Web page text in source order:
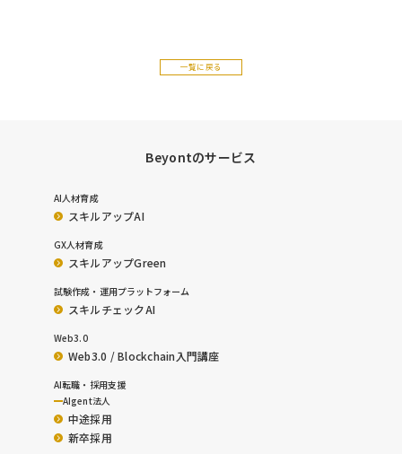
一覧に戻る
Beyontのサービス
AI人材育成
スキルアップAI
GX人材育成
スキルアップGreen
試験作成・運用プラットフォーム
スキルチェックAI
Web3.0
Web3.0 / Blockchain入門講座
AI転職・採用支援
AIgent法人
中途採用
新卒採用